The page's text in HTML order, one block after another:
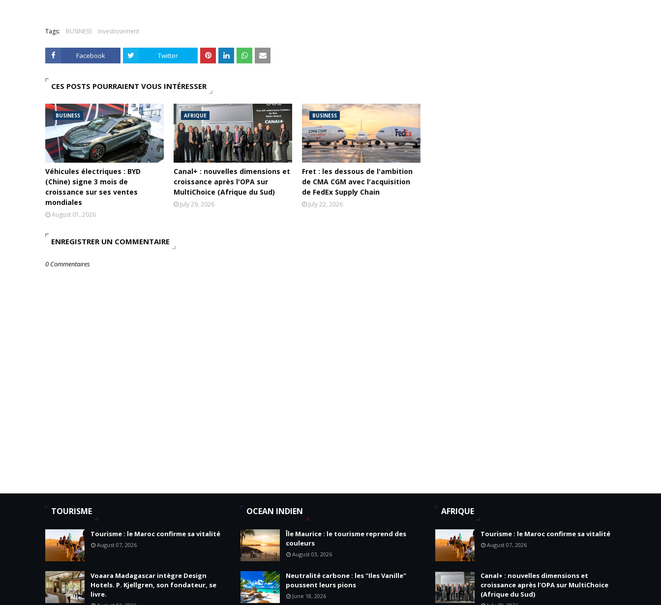
Tags: BUSINESS Investissement
Facebook Twitter
CES POSTS POURRAIENT VOUS INTÉRESSER
BUSINESS
Véhicules électriques : BYD
(Chine) signe 3 mois de
croissance sur ses ventes
mondiales
August 01, 2026
AFRIQUE
Canal+ : nouvelles dimensions et
croissance après l'OPA sur
MultiChoice (Afrique du Sud)
July 29, 2026
BUSINESS
Fret : les dessous de l'ambition
de CMA CGM avec l'acquisition
de FedEx Supply Chain
July 22, 2026
ENREGISTRER UN COMMENTAIRE
0 Commentaires
TOURISME
Tourisme : le Maroc confirme sa vitalité
August 07, 2026
Voaara Madagascar intègre Design
Hotels. P. Kjellgren, son fondateur, se
livre.
OCEAN INDIEN
Île Maurice : le tourisme reprend des
couleurs
August 03, 2026
Neutralité carbone : les "Iles Vanille"
poussent leurs pions
June 18, 2026
AFRIQUE
Tourisme : le Maroc confirme sa vitalité
August 07, 2026
Canal+ : nouvelles dimensions et
croissance après l'OPA sur MultiChoice
(Afrique du Sud)